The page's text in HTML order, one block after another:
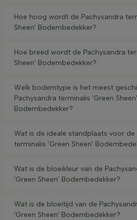
Hoe hoog wordt de Pachysandra
Sheen' Bodembedekker?
Hoe breed wordt de Pachysandra
Sheen' Bodembedekker?
Welk bodemtype is het meest
Pachysandra terminalis 'Green Sheen'
Bodembedekker?
Wat is de ideale standplaats voor de
terminalis 'Green Sheen'
Wat is de bloeikleur van de
'Green Sheen' Bodembedekker?
Wat is de bloeitijd van de
'Green Sheen' Bodembedekker?